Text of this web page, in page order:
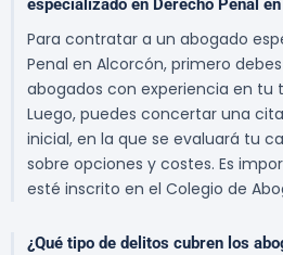
especializado en Derecho Penal
Para contratar a un abogado
Penal en Alcorcón, primero
abogados con experiencia en tu
Luego, puedes concertar una
inicial, en la que se evaluará tu
sobre opciones y costes. Es
esté inscrito en el Colegio de
¿Qué tipo de delitos cubren los